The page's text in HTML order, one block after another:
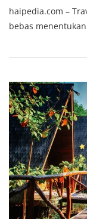
haipedia.com –
bebas